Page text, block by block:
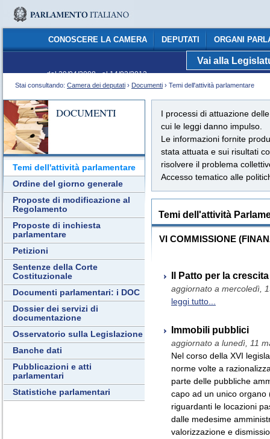
dal 29/04/2008 - al 14/03/2013
Vai alla
CONOSCERE LA CAMERA DEPUTATI ORGANI
Stai consultando: Camera dei deputati › Documenti › Temi dell'attività parlamentare
DOCUMENTI
Temi dell'attività parlamentare
Ordine del giorno generale
Proposte di modificazione al
Regolamento
Proposte di inchiesta
parlamentare
Petizioni
Sentenze della Corte
Costituzionale
Documenti parlamentari: i DOC
Dossier dei servizi di
documentazione
Osservatorio sulla Legislazione
Banche dati
Pubblicazioni e atti
parlamentari
Statistiche parlamentari
I processi di attuazione
cui le leggi danno impulso.
Le informazioni fornite
stata attuata e sui risultati
risolvere il problema
Accesso tematico alle
Temi dell'attività
VI COMMISSIONE
Il Patto per la
aggiornato a mercoledì,
leggi tutto...
Immobili pubblici
aggiornato a lunedì, 11
Nel corso della XVI
norme volte a
parte delle pubbliche
capo ad un unico
riguardanti le locazioni
dalle medesime
valorizzazione e